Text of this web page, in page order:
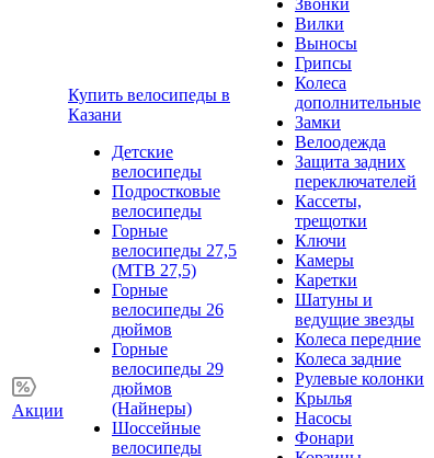
Акции
Купить велосипеды в
Казани
Детские
велосипеды
Подростковые
велосипеды
Горные
велосипеды 27,5
(MTB 27,5)
Горные
велосипеды 26
дюймов
Горные
велосипеды 29
дюймов
(Найнеры)
Шоссейные
велосипеды
Звонки
Вилки
Выносы
Грипсы
Колеса
дополнительные
Замки
Велоодежда
Защита задних
переключателей
Кассеты,
трещотки
Ключи
Камеры
Каретки
Шатуны и
ведущие звезды
Колеса передние
Колеса задние
Рулевые колонки
Крылья
Насосы
Фонари